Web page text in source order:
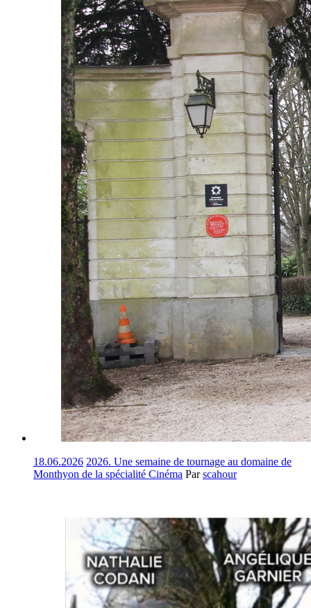
18.06.2026 2026. Une semaine de tournage au domaine de
Monthyon de la spécialité Cinéma Parscahour